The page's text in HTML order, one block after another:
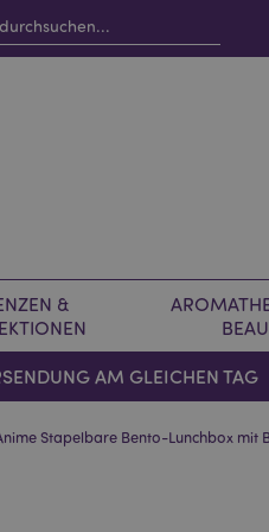
&
AM GLEICHEN TAG
Stapelbare Bento-Lunchbox mit